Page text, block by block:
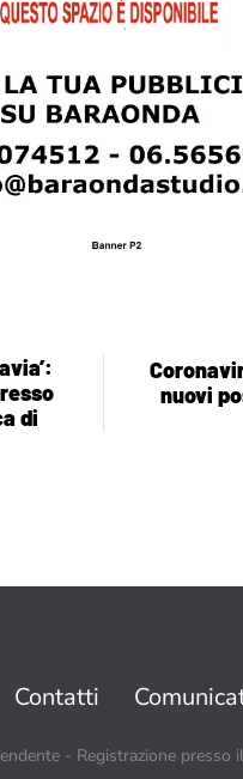
di
nuovi
Contatti
- Registrazione